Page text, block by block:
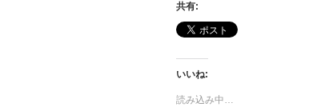
共有:
いいね:
読み込み中…